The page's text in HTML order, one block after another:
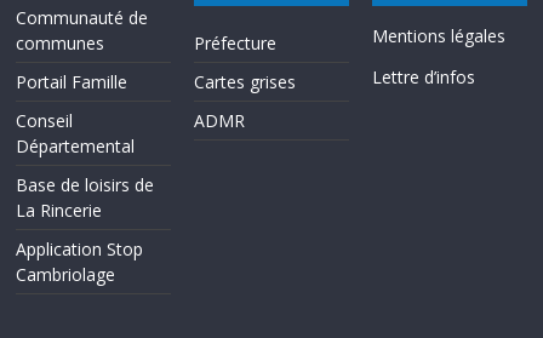
Communauté de
communes
Portail Famille
Conseil
Départemental
Base de loisirs de
La Rincerie
Application Stop
Cambriolage
Préfecture
Cartes grises
ADMR
Mentions légales
Lettre d’infos